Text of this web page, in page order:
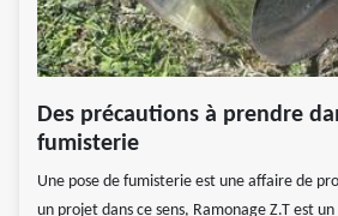
Des précautions à prendre
fumisterie
Une pose de fumisterie est une affaire de
un projet dans ce sens, Ramonage Z.T est